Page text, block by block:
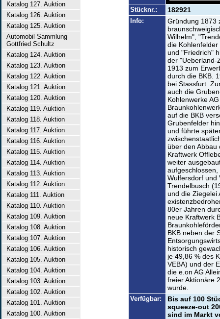
Katalog 127. Auktion
Katalog 126. Auktion
Katalog 125. Auktion
Automobil-Sammlung
Gottfried Schultz
Katalog 124. Auktion
Katalog 123. Auktion
Katalog 122. Auktion
Katalog 121. Auktion
Katalog 120. Auktion
Katalog 119. Auktion
Katalog 118. Auktion
Katalog 117. Auktion
Katalog 116. Auktion
Katalog 115. Auktion
Katalog 114. Auktion
Katalog 113. Auktion
Katalog 112. Auktion
Katalog 111. Auktion
Katalog 110. Auktion
Katalog 109. Auktion
Katalog 108. Auktion
Katalog 107. Auktion
Katalog 106. Auktion
Katalog 105. Auktion
Katalog 104. Auktion
Katalog 103. Auktion
Katalog 102. Auktion
Katalog 101. Auktion
Katalog 100. Auktion
Stücknr.: 182921
Info:
Gründung 1873
Wilhelm",
die
und "Friedrich"
der "Ueberland-
1913 zum
durch die BKB.
bei Stassfurt.
auch die
Kohlenwerke
auf die BKB
Grubenfelder
und führte
über den Abbau
Kraftwerk
weiter
Wulfersdorf und
Trendelbusch
und die Ziegelei
80er Jahren
neue Kraftwerk
BKB neben der
historisch
je 49,86 % des
VEBA) und der
die e.on AG
freier Aktionäre
wurde.
Verfügbar:
Bis auf 100
squeeze-out
sind im Markt